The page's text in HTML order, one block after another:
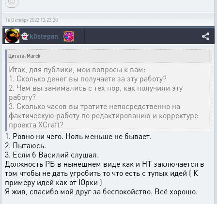
16 Октября 2022 13:23:20
👻k0stepan
Цитата: Marek
Итак, для публики, мои вопросы к вам:
1. Сколько денег вы получаете за эту работу?
2. Чем вы занимались с тех пор, как получили эту
работу?
3. Сколько часов вы тратите непосредственно на
фактическую работу по редактированию и корректуре
проекта XCraft?
1. Ровно ни чего. Ноль меньше не бывает.
2. Пытаюсь.
3. Если б Василий слушал.
Должность РБ в нынешнем виде как и НТ заключается в
том чтобы не дать угробить то что есть с тупых идей ( К
примеру идей как от Юрки )
Я жив, спасибо мой друг за беспокойство. Всё хорошо.